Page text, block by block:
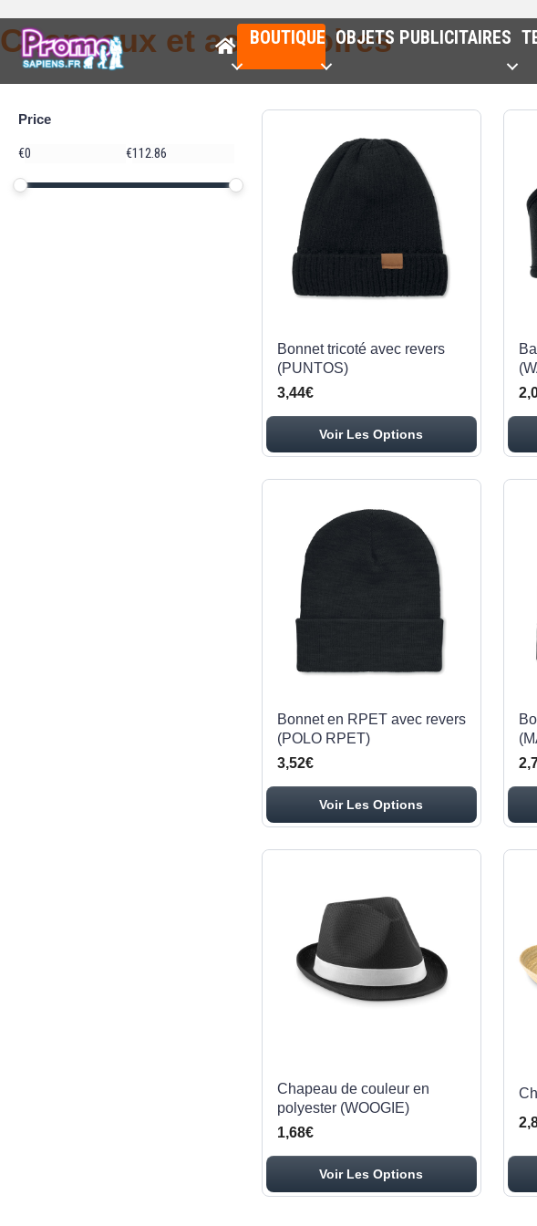
BOUTIQUE OBJETS PUBLICITAIRES
Chapeaux et accessoires
Price
Price
€ €
Price range in €
Bonnet tricoté avec revers
(PUNTOS)
3,44€
Voir Les Options
Bonnet en RPET avec revers
(POLO RPET)
3,52€
Voir Les Options
Chapeau de couleur en
polyester (WOOGIE)
1,68€
Voir Les Options